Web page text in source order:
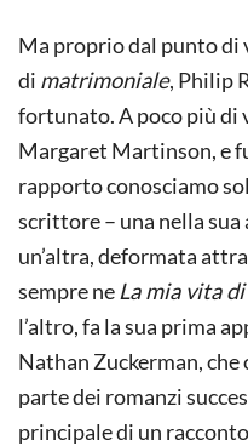
Ma proprio dal punto di
di matrimoniale, Philip
fortunato. A poco più di
Margaret Martinson, e
rapporto conosciamo
scrittore – una nella
un’altra, deformata
sempre ne La mia vita
l’altro, fa la sua prima
Nathan Zuckerman,
parte dei romanzi
principale di un